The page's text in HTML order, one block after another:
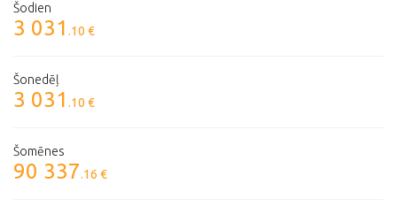
Šodien
3 031 .10 €
Šonedēļ
3 031 .10 €
Šomēnes
90 337.16 €